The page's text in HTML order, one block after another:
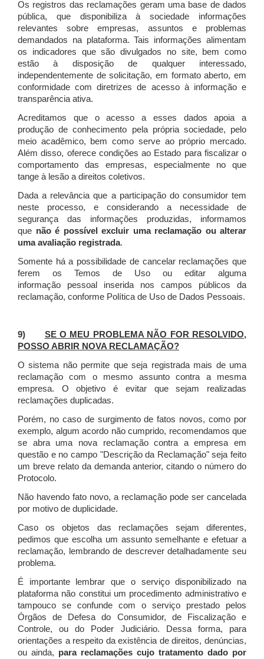
Os registros das reclamações geram uma base de dados
pública, que disponibiliza à sociedade informações
relevantes sobre empresas, assuntos e problemas
demandados na plataforma. Tais informações alimentam
os indicadores que são divulgados no site, bem como
estão à disposição de qualquer interessado,
independentemente de solicitação, em formato aberto, em
conformidade com diretrizes de acesso à informação e
transparência ativa.
Acreditamos que o acesso a esses dados apoia a
produção de conhecimento pela própria sociedade, pelo
meio acadêmico, bem como serve ao próprio mercado.
Além disso, oferece condições ao Estado para fiscalizar o
comportamento das empresas, especialmente no que
tange à lesão a direitos coletivos.
Dada a relevância que a participação do consumidor tem
neste processo, e considerando a necessidade de
segurança das informações produzidas, informamos
que não é possível excluir uma reclamação ou alterar
uma avaliação registrada.
Somente há a possibilidade de cancelar reclamações que
ferem os Temos de Uso ou editar alguma
informação pessoal inserida nos campos públicos da
reclamação, conforme Política de Uso de Dados Pessoais.
9) SE O MEU PROBLEMA NÃO FOR RESOLVIDO,
POSSO ABRIR NOVA RECLAMAÇÃO?
O sistema não permite que seja registrada mais de uma
reclamação com o mesmo assunto contra a mesma
empresa. O objetivo é evitar que sejam realizadas
reclamações duplicadas.
Porém, no caso de surgimento de fatos novos, como por
exemplo, algum acordo não cumprido, recomendamos que
se abra uma nova reclamação contra a empresa em
questão e no campo "Descrição da Reclamação" seja feito
um breve relato da demanda anterior, citando o número do
Protocolo.
Não havendo fato novo, a reclamação pode ser cancelada
por motivo de duplicidade.
Caso os objetos das reclamações sejam diferentes,
pedimos que escolha um assunto semelhante e efetuar a
reclamação, lembrando de descrever detalhadamente seu
problema.
É importante lembrar que o serviço disponibilizado na
plataforma não constitui um procedimento administrativo e
tampouco se confunde com o serviço prestado pelos
Órgãos de Defesa do Consumidor, de Fiscalização e
Controle, ou do Poder Judiciário. Dessa forma, para
orientações a respeito da existência de direitos, denúncias,
ou ainda, para reclamações cujo tratamento dado por